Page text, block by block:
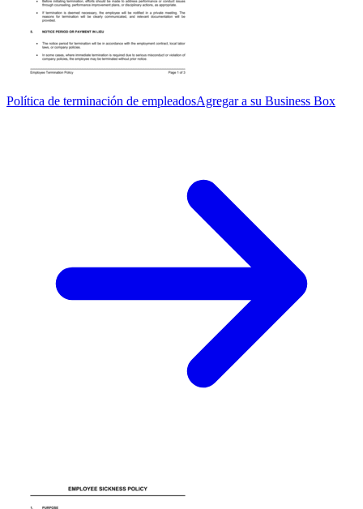
Política de terminación de empleadosAgregar a su Business Box